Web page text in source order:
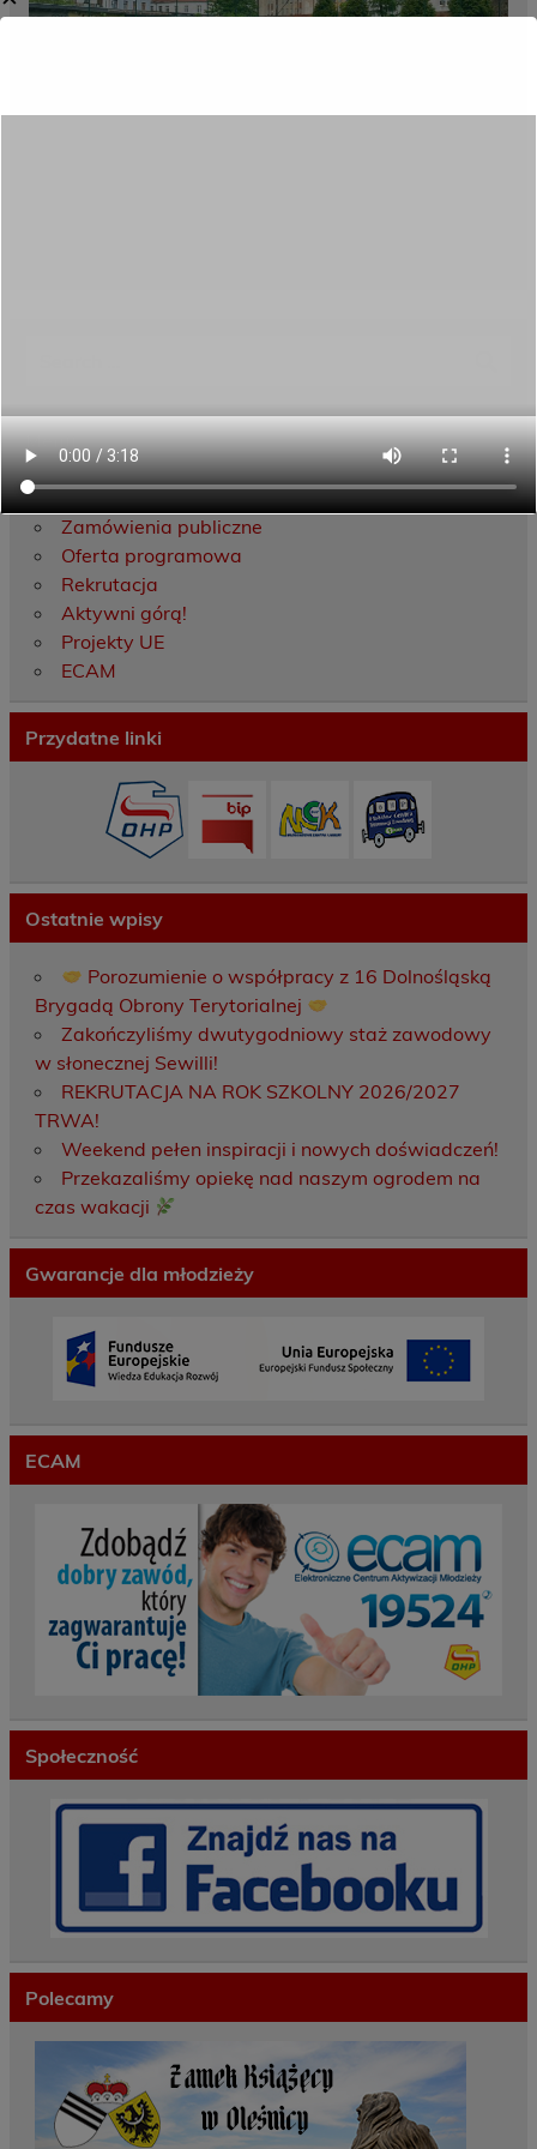
Menu
Dane kontaktowe
Zamówienia publiczne
Oferta programowa
Rekrutacja
Aktywni górą!
Projekty UE
ECAM
Przydatne linki
Ostatnie wpisy
Porozumienie o współpracy z 16 Dolnośląską
Brygadą Obrony Terytorialnej
Zakończyliśmy dwutygodniowy staż zawodowy
w słonecznej Sewilli!
REKRUTACJA NA ROK SZKOLNY 2026/2027
TRWA!
Weekend pełen inspiracji i nowych doświadczeń!
Przekazaliśmy opiekę nad naszym ogrodem na
czas wakacji
Gwarancje dla młodzieży
ECAM
Społeczność
Polecamy